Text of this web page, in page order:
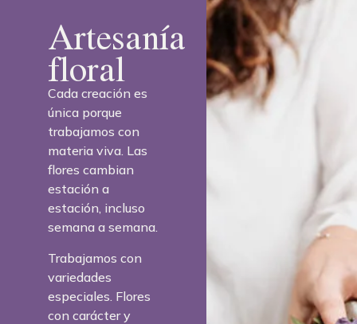
Artesanía
floral
Cada creación es
única porque
trabajamos con
materia viva. Las
flores cambian
estación a
estación, incluso
semana a semana.
Trabajamos con
variedades
especiales. Flores
con carácter y